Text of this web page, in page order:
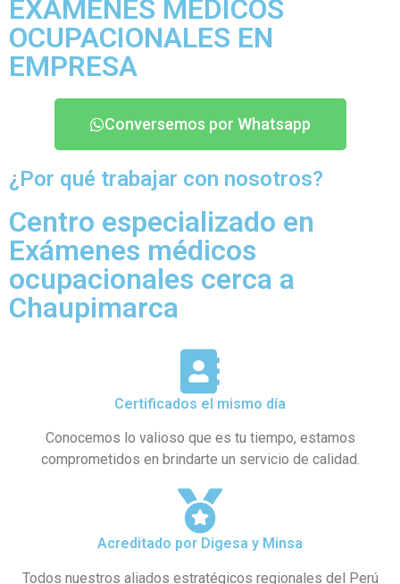
EXÁMENES MÉDICOS
OCUPACIONALES EN
EMPRESA
Conversemos por Whatsapp
¿Por qué trabajar con nosotros?
Centro especializado en
Exámenes médicos
ocupacionales cerca a
Chaupimarca
Certificados el mismo día
Conocemos lo valioso que es tu tiempo, estamos
comprometidos en brindarte un servicio de calidad.
Acreditado por Digesa y Minsa
Todos nuestros aliados estratégicos regionales del Perú